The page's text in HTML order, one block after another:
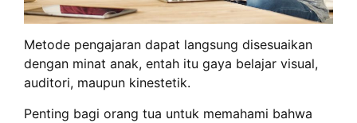
Metode pengajaran dapat langsung disesuaikan
dengan minat anak, entah itu gaya belajar visual,
auditori, maupun kinestetik.
Penting bagi orang tua untuk memahami bahwa